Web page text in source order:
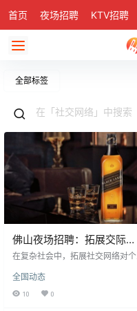
首页 夜场招聘 KTV招聘
全部标签
佛山夜场招聘：拓展交际圈
的黄金机会
在复杂社会中，拓展社交网络对个
交际圈，但效果有限。佛山夜场招
聘成为绝佳途径，为结识各行各业
全国动态
10 0